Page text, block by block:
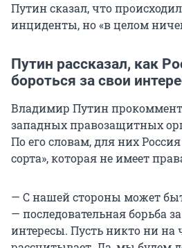
Путин сказал, что
инциденты, но «в целом
Путин рассказал, как
бороться за свои
Владимир Путин
западных правозащитных
По его словам, для них
сорта», которая не имеет
— С нашей стороны может
— последовательная борьба
интересы. Пусть никто ни на